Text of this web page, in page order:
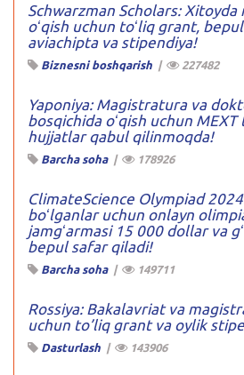
Schwarzman Scholars:
oʻqish uchun toʻliq grant,
aviachipta va stipendiya!
Biznesni boshqarish | 227482
Yaponiya: Magistratura va
bosqichida oʻqish uchun
hujjatlar qabul qilinmoqda!
Barcha soha| 178926
ClimateScience Olympiad
boʻlganlar uchun onlayn
jamgʻarmasi 15 000 dollar va
bepul safar qiladi!
Barcha soha| 149711
Rossiya: Bakalavriat va
uchun to’liq grant va oylik
Dasturlash | 143906